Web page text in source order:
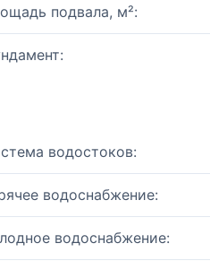
подвала, м²:
водостоков:
водоснабжение:
водоснабжение: